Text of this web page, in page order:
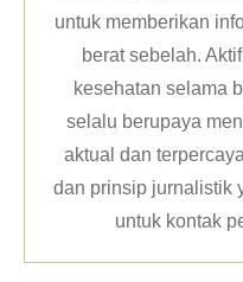
untuk memberikan
berat sebelah.
kesehatan selama
selalu berupaya
aktual dan
dan prinsip jurnalistik
untuk kontak